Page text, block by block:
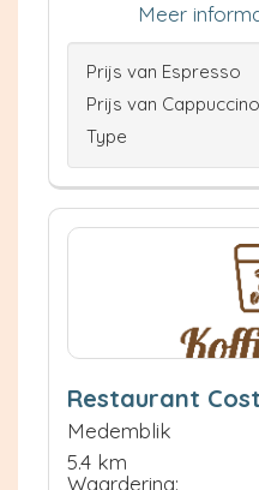
Meer
Prijs van Espresso
Prijs van Cappuccino
Type
Restaurant
Medemblik
5.4 km
Waardering: